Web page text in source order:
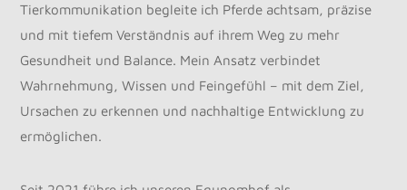
Tierkommunikation begleite ich Pferde achtsam, präzise
und mit tiefem Verständnis auf ihrem Weg zu mehr
Gesundheit und Balance. Mein Ansatz verbindet
Wahrnehmung, Wissen und Feingefühl – mit dem Ziel,
Ursachen zu erkennen und nachhaltige Entwicklung zu
ermöglichen.